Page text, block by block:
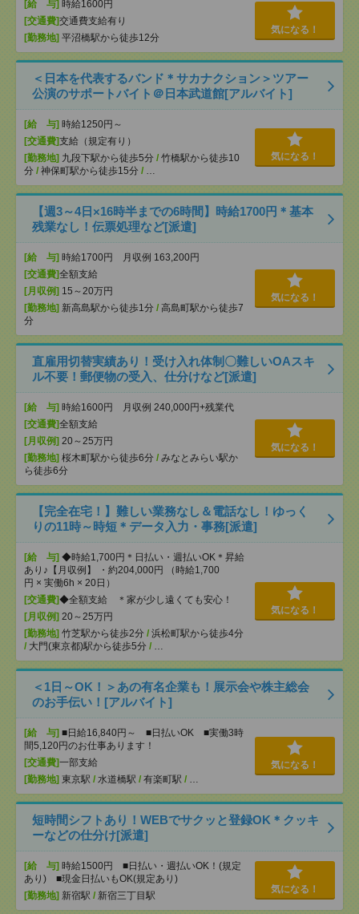
[給 与] 時給1600円
[交通費]交通費支給有り
[勤務地] 平沼橋駅から徒歩12分
気になる！
＜日本を代表するバンド＊サカナクション＞ツアー
公演のサポートバイト＠日本武道館[アルバイト]
[給 与] 時給1250円～
[交通費]支給（規定有り）
[勤務地] 九段下駅から徒歩5分 / 竹橋駅から徒歩10
分 / 神保町駅から徒歩15分 / …
気になる！
【週3～4日×16時半までの6時間】時給1700円＊基本
残業なし！伝票処理など[派遣]
[給 与] 時給1700円 月収例 163,200円
[交通費]全額支給
[月収例] 15～20万円
[勤務地] 新高島駅から徒歩1分 / 高島町駅から徒歩7
分
気になる！
直雇用切替実績あり！受け入れ体制〇難しいOAスキ
ル不要！郵便物の受入、仕分けなど[派遣]
[給 与] 時給1600円 月収例 240,000円+残業代
[交通費]全額支給
[月収例] 20～25万円
[勤務地] 桜木町駅から徒歩6分 / みなとみらい駅か
ら徒歩6分
気になる！
【完全在宅！】難しい業務なし＆電話なし！ゆっく
りの11時～時短＊データ入力・事務[派遣]
[給 与] ◆時給1,700円＊日払い・週払いOK＊昇給
あり♪【月収例】 ・約204,000円 （時給1,700
円 × 実働6h × 20日）
[交通費]◆全額支給 ＊家が少し遠くても安心！
[月収例] 20～25万円
[勤務地] 竹芝駅から徒歩2分 / 浜松町駅から徒歩4分
/ 大門(東京都)駅から徒歩5分 / …
気になる！
＜1日～OK！＞あの有名企業も！展示会や株主総会
のお手伝い！[アルバイト]
[給 与] ■日給16,840円～ ■日払いOK ■実働3時
間5,120円のお仕事あります！
[交通費]一部支給
[勤務地] 東京駅 / 水道橋駅 / 有楽町駅 / …
気になる！
短時間シフトあり！WEBでサクッと登録OK＊クッキ
ーなどの仕分け[派遣]
[給 与] 時給1500円 ■日払い・週払いOK！(規定
あり) ■現金日払いもOK(規定あり)
[勤務地] 新宿駅 / 新宿三丁目駅
気になる！